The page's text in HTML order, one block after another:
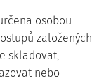
osobou
založených
skladovat,
nebo